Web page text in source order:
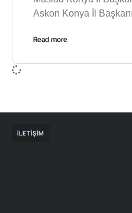
Askon Konya İl Başkanı
Read more
İLETIŞIM